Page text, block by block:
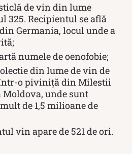
de vin din lume
325. Recipientul se află
Germania, locul unde a
numele de oenofobie;
din lume de vin de
o piviniță din Milestii
unde sunt
de 1,5 milioane de
vin apare de 521 de ori.